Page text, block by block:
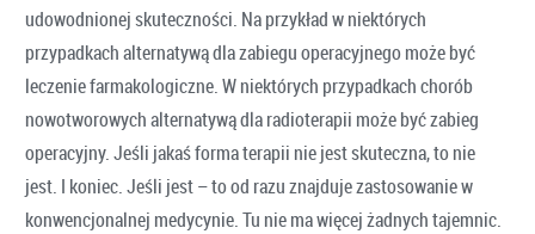
udowodnionej skuteczności. Na przykład w niektórych
przypadkach alternatywą dla zabiegu operacyjnego może być
leczenie farmakologiczne. W niektórych przypadkach chorób
nowotworowych alternatywą dla radioterapii może być zabieg
operacyjny. Jeśli jakaś forma terapii nie jest skuteczna, to nie
jest. I koniec. Jeśli jest – to od razu znajduje zastosowanie w
konwencjonalnej medycynie. Tu nie ma więcej żadnych tajemnic.